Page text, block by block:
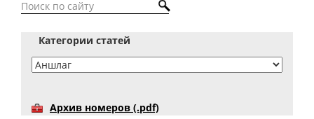
Категории статей
Архив номеров (.pdf)